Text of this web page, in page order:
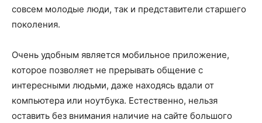
совсем молодые люди, так и представители старшего
поколения.
Очень удобным является мобильное приложение,
которое позволяет не прерывать общение с
интересными людьми, даже находясь вдали от
компьютера или ноутбука. Естественно, нельзя
оставить без внимания наличие на сайте большого